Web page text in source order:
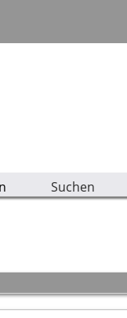
Suchen